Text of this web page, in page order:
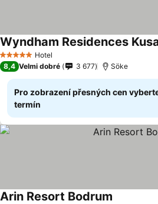
5 Počet hvězdiček
Hotel
Wyndham Residences
8,4 Velmi dobré 3 677 Söke
Pro zobrazení přesných cen
termín
Arin Resort Bodrum